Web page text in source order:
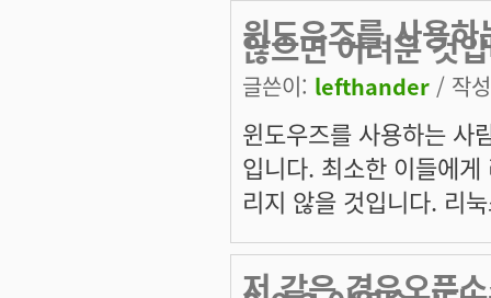
윈도우즈를 사용
않으면 어려운 것
글쓴이: lefthander / 작
윈도우즈를 사용하는 사
입니다. 최소한 이들에
리지 않을 것입니다. 리
저 같은 경우오픈